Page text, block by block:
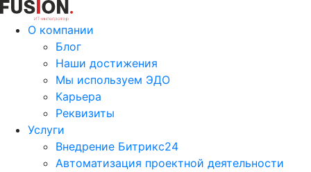
О компании
Блог
Наши достижения
Мы используем ЭДО
Карьера
Реквизиты
Услуги
Внедрение Битрикс24
Автоматизация проектной деятельности